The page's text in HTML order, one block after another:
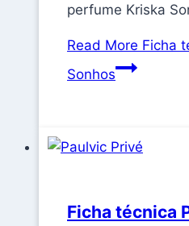
perfume Kriska
Read More Ficha
Sonhos
Ficha técnica